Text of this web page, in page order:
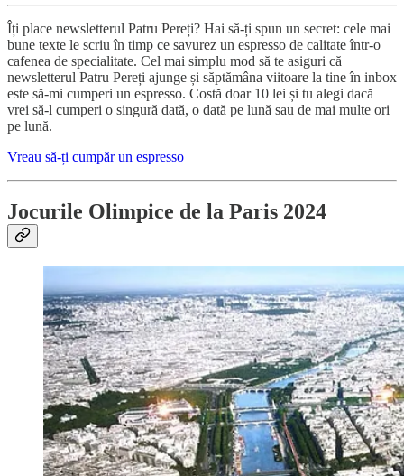
Îți place newsletterul Patru Pereți? Hai să-ți spun un secret: cele mai
bune texte le scriu în timp ce savurez un espresso de calitate într-o
cafenea de specialitate. Cel mai simplu mod să te asiguri că
newsletterul Patru Pereți ajunge și săptămâna viitoare la tine în inbox
este să-mi cumperi un espresso. Costă doar 10 lei și tu alegi dacă
vrei să-l cumperi o singură dată, o dată pe lună sau de mai multe ori
pe lună.
Vreau să-ți cumpăr un espresso
Jocurile Olimpice de la Paris 2024